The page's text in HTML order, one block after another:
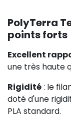
PolyTerra
points forts
Excellent
une très haute
Rigidité: le
doté d'une
PLA standard.